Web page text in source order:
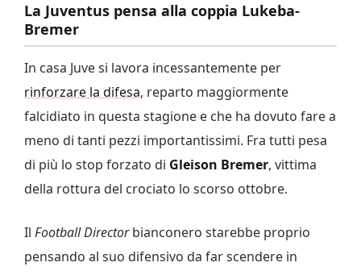
La Juventus pensa alla coppia Lukeba-
Bremer
In casa Juve si lavora incessantemente per
rinforzare la difesa, reparto maggiormente
falcidiato in questa stagione e che ha dovuto fare a
meno di tanti pezzi importantissimi. Fra tutti pesa
di più lo stop forzato di Gleison Bremer, vittima
della rottura del crociato lo scorso ottobre.
Il Football Directorbianconero starebbe proprio
pensando al suo difensivo da far scendere in